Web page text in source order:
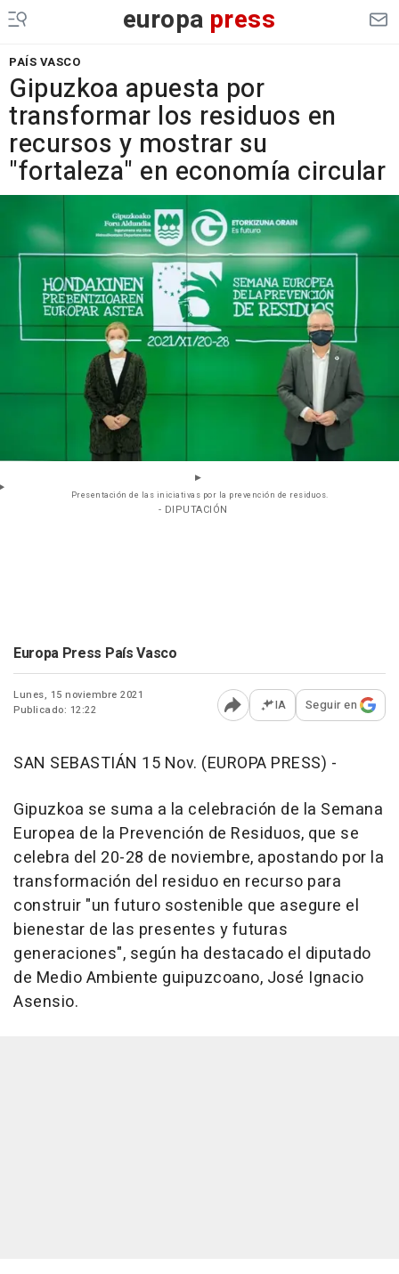
europa press
PAÍS VASCO
Gipuzkoa apuesta por
transformar los residuos en
recursos y mostrar su
"fortaleza" en economía circular
Presentación de las iniciativas por la prevención de residuos.
- DIPUTACIÓN
Europa Press País Vasco
Lunes, 15 noviembre 2021
Publicado: 12:22
Abrir opciones para
IA Seguir en
SAN SEBASTIÁN 15 Nov. (EUROPA PRESS) -
Gipuzkoa se suma a la celebración de la Semana
Europea de la Prevención de Residuos, que se
celebra del 20-28 de noviembre, apostando por la
transformación del residuo en recurso para
construir "un futuro sostenible que asegure el
bienestar de las presentes y futuras
generaciones", según ha destacado el diputado
de Medio Ambiente guipuzcoano, José Ignacio
Asensio.